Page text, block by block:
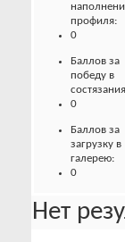
профиля:
0
Баллов за
победу в
0
Баллов за
загрузку в
галерею:
0
Нет